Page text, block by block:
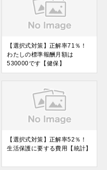
【選択式対策】正解率71％！
わたしの標準報酬月額は
530000です【健保】
【選択式対策】正解率52％！
生活保護に要する費用【統計】